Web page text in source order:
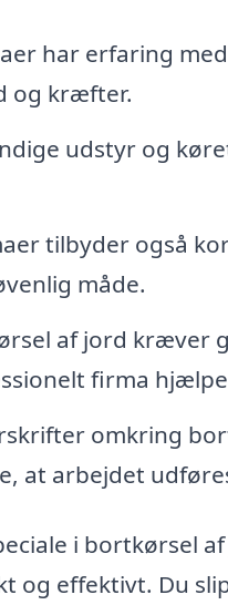
har erfaring
og kræfter.
udstyr og
tilbyder også
måde.
af jord kræver
firma
omkring
at arbejdet
i bortkørsel
og effektivt. Du